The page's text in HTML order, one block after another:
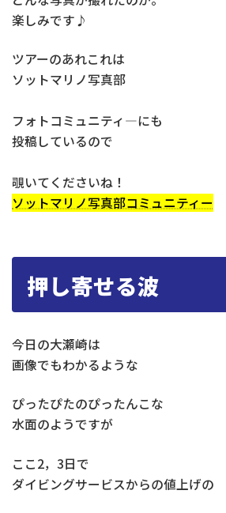
楽しみです♪
ツアーのあれこれは
ソットマリノ写真部
フォトコミュニティ―にも
投稿しているので
覗いてくださいね！
ソットマリノ写真部コミュニティー
押し寄せる波
今日の大瀬崎は
画像でもわかるような
ぴったぴたのぴったんこな
水面のようですが
ここ2，3日で
ダイビングサービスからの値上げの